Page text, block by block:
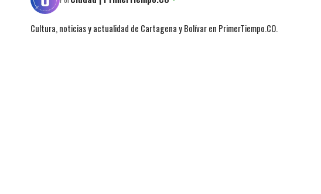
Cultura, noticias y actualidad de Cartagena y Bolívar en PrimerTiempo.CO.